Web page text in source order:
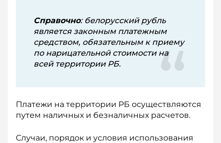
Справочно: белорусский рубль
является законным платежным
средством, обязательным к приему
по нарицательной стоимости на
всей территории РБ.
Платежи на территории РБ осуществляются
путем наличных и безналичных расчетов.
Случаи, порядок и условия использования